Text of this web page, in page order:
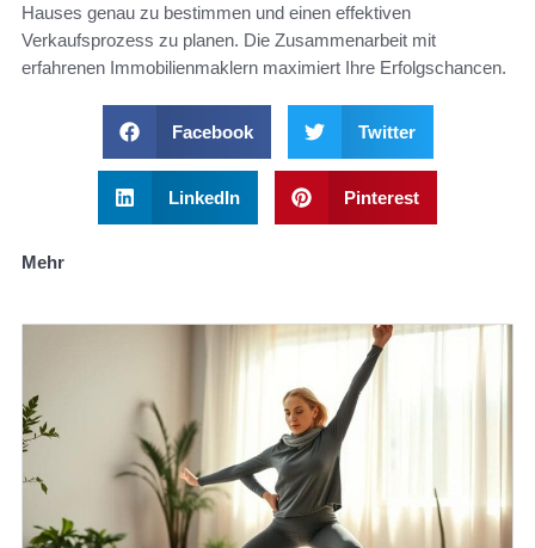
Hauses genau zu bestimmen und einen effektiven
Verkaufsprozess zu planen. Die Zusammenarbeit mit
erfahrenen Immobilienmaklern maximiert Ihre Erfolgschancen.
Facebook Twitter
LinkedIn Pinterest
Mehr